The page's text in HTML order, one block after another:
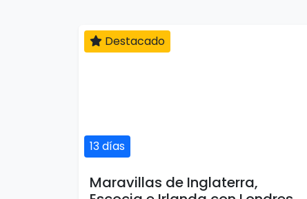
13 días
Destacado
Maravillas de Inglaterra,